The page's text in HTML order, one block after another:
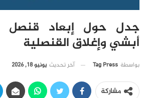
جدل حول إبعاد قنصل
أبشي وإغلاق القنصلية
بواسطة Tag Press آخر تحديث يونيو 18, 2026
مشاركة